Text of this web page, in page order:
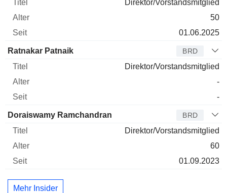
Direktor/Vorstandsmitglied
50
01.06.2025
Ratnakar Patnaik BRD
Direktor/Vorstandsmitglied
-
-
Doraiswamy Ramchandran BRD
Direktor/Vorstandsmitglied
60
01.09.2023
Mehr Insider